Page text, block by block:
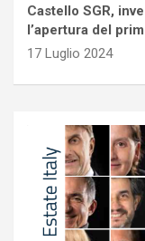
Castello SGR,
l’apertura del
17 Luglio 2024